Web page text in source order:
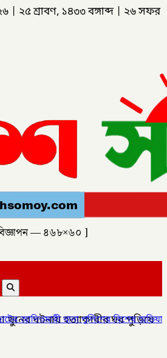
২৫ শ্রাবণ, ১৪৩৩ বঙ্গাব্দ
২৬ সফর
— ৪৬৮×৬০ ]
পুলিশের বিশেষ অভিযানে , মাদক সম্রাট
খুনের ঘটনায় হত্যাকারীর ঘর পুড়িয়ে